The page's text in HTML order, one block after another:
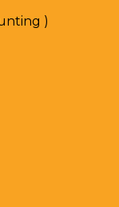
)